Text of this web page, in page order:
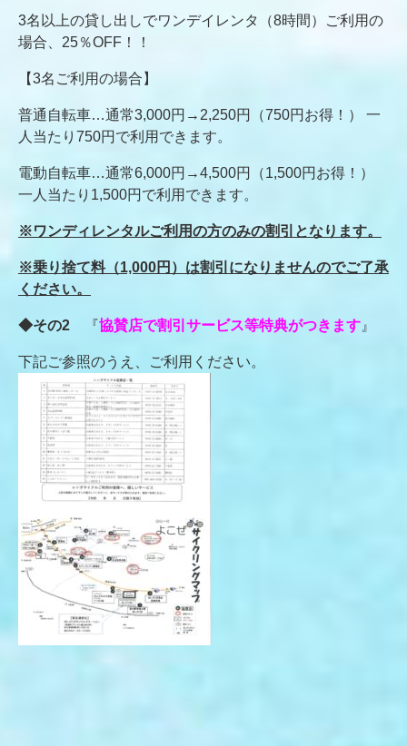
3名以上の貸し出しでワンデイレンタ（8時間）ご利用の
場合、25％OFF！！
【3名ご利用の場合】
普通自転車…通常3,000円→2,250円（750円お得！） 一
人当たり750円で利用できます。
電動自転車…通常6,000円→4,500円（1,500円お得！）
一人当たり1,500円で利用できます。
※ワンディレンタルご利用の方のみの割引となります。
※乗り捨て料（1,000円） は割引になりませんのでご了承
ください。
◆その2 『協賛店で割引サービス等特典がつきます 』
下記ご参照のうえ、ご利用ください。